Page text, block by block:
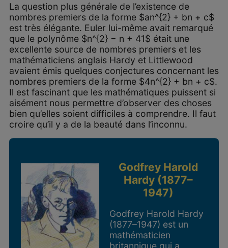
La question plus générale de l’existence de
nombres premiers de la forme $an^{2} + bn + c$
est très élégante. Euler lui-même avait remarqué
que le polynôme $n^{2} − n + 41$ était une
excellente source de nombres premiers et les
mathématiciens anglais Hardy et Littlewood
avaient émis quelques conjectures concernant les
nombres premiers de la forme $4n^{2} + bn + c$.
Il est fascinant que les mathématiques puissent si
aisément nous permettre d’observer des choses
bien qu’elles soient difficiles à comprendre. Il faut
croire qu’il y a de la beauté dans l’inconnu.
Godfrey Harold
Hardy (1877–
1947)
Godfrey Harold Hardy
(1877–1947) est un
mathématicien
britannique qui a